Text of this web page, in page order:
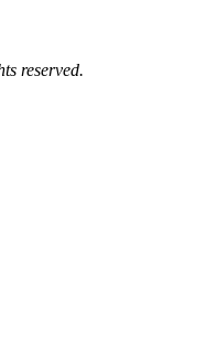
reserved.